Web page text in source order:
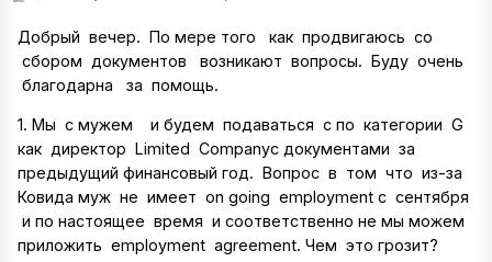
Добрый вечер. По мере того как продвигаюсь со
сбором документов возникают вопросы. Буду очень
благодарна за помощь.
1. Мы с мужем и будем подаваться с по категории G
как директор Limited Companyс документами за
предыдущий финансовый год. Вопрос в том что из-за
Ковида муж не имеет on going employment с сентября
и по настоящее время и соответственно не мы можем
приложить employment agreement. Чем это грозит?